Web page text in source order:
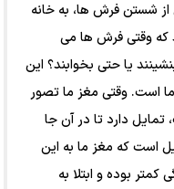
شستن فرش ها، به خانه
که وقتی فرش ها می
یا حتی بخوابند؟ این
است. وقتی مغز ما تصور
دارد تا در آن جا
است که مغز ما به این
بوده و ابتلا به